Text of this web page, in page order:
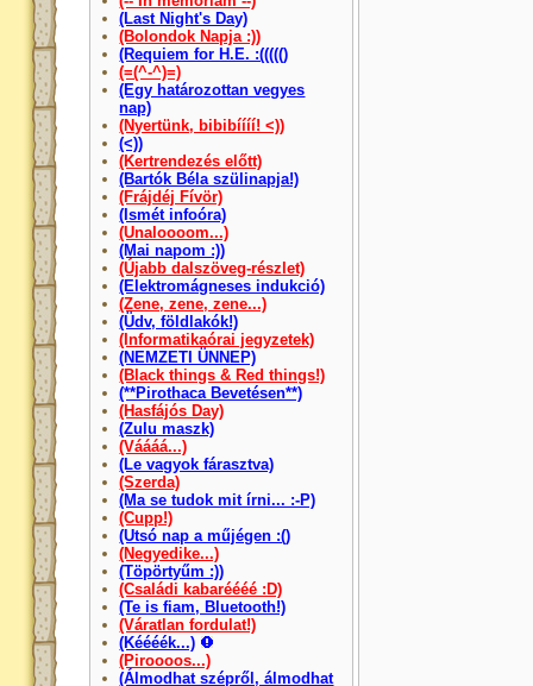
(Last Night's Day)
(Bolondok Napja :))
(Requiem for H.E. :((((()
(=(^-^)=)
(Egy határozottan vegyes
nap)
(Nyertünk, bibibíííí! <))
(<))
(Kertrendezés előtt)
(Bartók Béla szülinapja!)
(Frájdéj Fívör)
(Ismét infoóra)
(Unaloooom...)
(Mai napom :))
(Újabb dalszöveg-részlet)
(Elektromágneses indukció)
(Zene, zene, zene...)
(Üdv, földlakók!)
(Informatikaórai jegyzetek)
(NEMZETI ÜNNEP)
(Black things & Red things!)
(**Pirothaca Bevetésen**)
(Hasfájós Day)
(Zulu maszk)
(Váááá...)
(Le vagyok fárasztva)
(Szerda)
(Ma se tudok mit írni... :-P)
(Cupp!)
(Utsó nap a műjégen :()
(Negyedike...)
(Töpörtyűm :))
(Családi kabaréééé :D)
(Te is fiam, Bluetooth!)
(Váratlan fordulat!)
(Kéééék...)
(Piroooos...)
(Álmodhat szépről, álmodhat